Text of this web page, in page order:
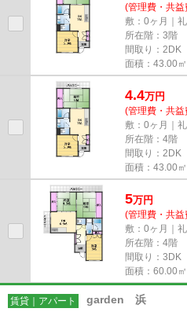
(管理費・共
敷：0ヶ月｜
所在階：3階
間取り：2DK
面積：43.00㎡
4.4万円
(管理費・共
敷：0ヶ月｜
所在階：4階
間取り：2DK
面積：43.00㎡
5万円
(管理費・共
敷：0ヶ月｜
所在階：4階
間取り：3DK
面積：60.00㎡
賃貸｜アパート garden 浜